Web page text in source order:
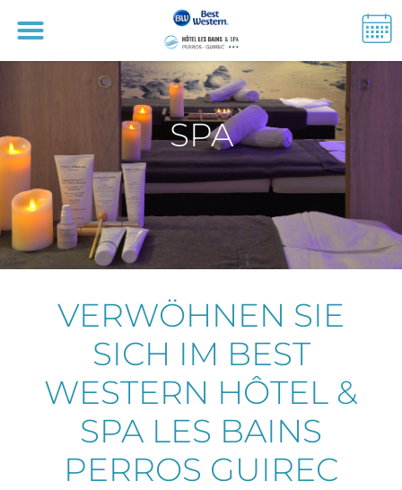
SPA
VERWÖHNEN SIE
SICH IM BEST
WESTERN HÔTEL &
SPA LES BAINS
PERROS GUIREC